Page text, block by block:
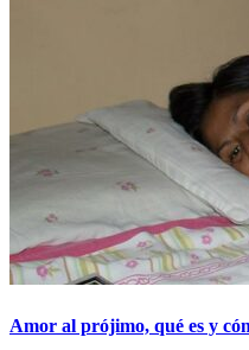
Amor al prójimo, qué es y